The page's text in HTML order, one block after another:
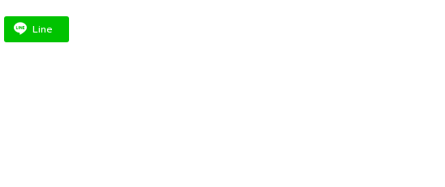
Line
อาชีวศึกษา ปีงบประมาณ พ.ศ. 2569